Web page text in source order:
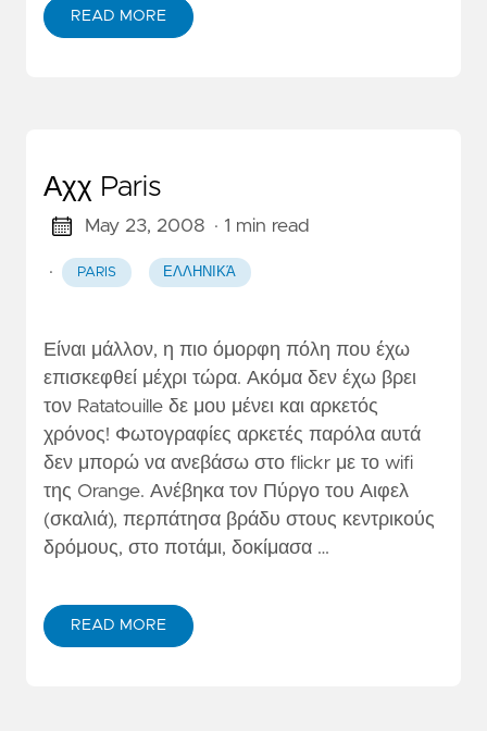
READ MORE
Αχχ Paris
May 23, 2008 · 1 min read
· PARIS ΕΛΛΗΝΙΚΆ
Είναι μάλλον, η πιο όμορφη πόλη που έχω
επισκεφθεί μέχρι τώρα. Ακόμα δεν έχω βρει
τον Ratatouille δε μου μένει και αρκετός
χρόνος! Φωτογραφίες αρκετές παρόλα αυτά
δεν μπορώ να ανεβάσω στο flickr με το wifi
της Orange. Ανέβηκα τον Πύργο του Αιφελ
(σκαλιά), περπάτησα βράδυ στους κεντρικούς
δρόμους, στο ποτάμι, δοκίμασα …
READ MORE